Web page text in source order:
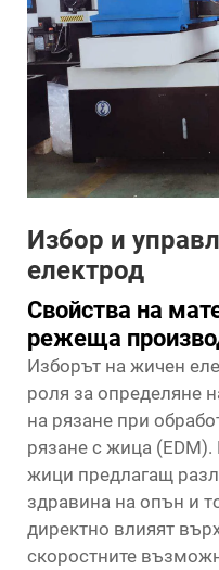
Избор и
електрод
Свойства на
режеща
Изборът на жичен
роля за определяне
на рязане при
рязане с жица
жици предлагащ
здравина на опън и
директно влияят
скоростните